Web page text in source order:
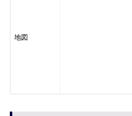
地図